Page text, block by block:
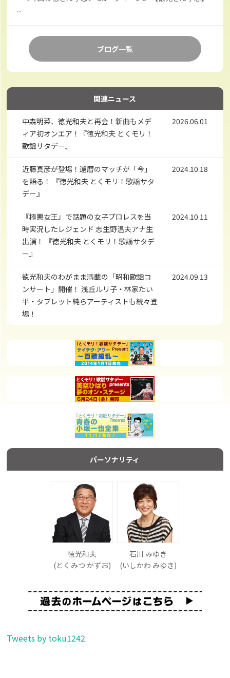
...
ブログ一覧
関連ニュース
中森明菜、徳光和夫と再会！新曲もメデ
ィア初オンエア！『徳光和夫 とくモリ！
歌謡サタデー』
2026.06.01
近藤真彦が登場！還暦のマッチが「今」
を語る！ 『徳光和夫 とくモリ！歌謡サタ
デー』
2024.10.18
『極悪女王』で話題の女子プロレスを当
時実況したレジェンド 志生野温夫アナ生
出演！ 『徳光和夫 とくモリ！歌謡サタデ
ー』
2024.10.11
徳光和夫のわがまま満載の「昭和歌謡コ
ンサート」開催！ 浅丘ルリ子・林家たい
平・タブレット純らアーティストも続々登
場！
2024.09.13
パーソナリティ
徳光和夫
(とくみつ かずお)
石川 みゆき
(いしかわ みゆき)
Tweets by toku1242